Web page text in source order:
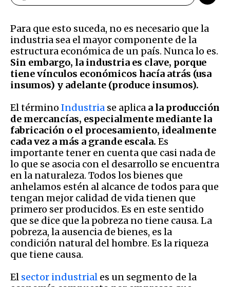
Para que esto suceda, no es necesario que la
industria sea el mayor componente de la
estructura económica de un país. Nunca lo es.
Sin embargo, la industria es clave, porque
tiene vínculos económicos hacía atrás (usa
insumos) y adelante (produce insumos).
El término Industria se aplica a la producción
de mercancías, especialmente mediante la
fabricación o el procesamiento, idealmente
cada vez a más a grande escala. Es
importante tener en cuenta que casi nada de
lo que se asocia con el desarrollo se encuentra
en la naturaleza. Todos los bienes que
anhelamos estén al alcance de todos para que
tengan mejor calidad de vida tienen que
primero ser producidos. Es en este sentido
que se dice que la pobreza no tiene causa. La
pobreza, la ausencia de bienes, es la
condición natural del hombre. Es la riqueza
que tiene causa.
El sector industrial es un segmento de la